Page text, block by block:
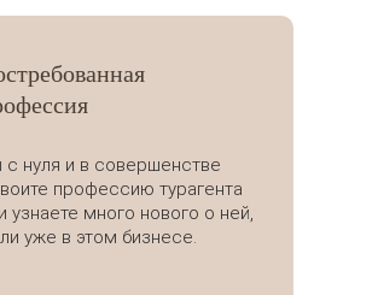
с нуля и в совершенстве
профессию турагента
узнаете много нового о ней,
уже в этом бизнесе.